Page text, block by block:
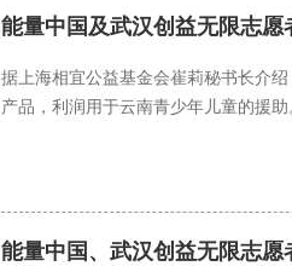
能量中国及武汉创益无限志
据上海相宜公益基金会崔莉秘书长介
产品，利润用于云南青少年儿童的援助
能量中国、武汉创益无限志